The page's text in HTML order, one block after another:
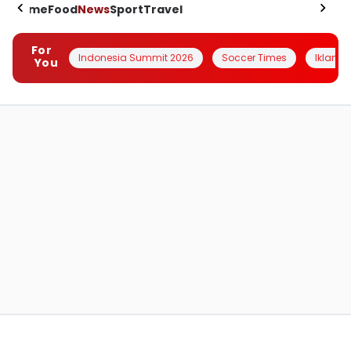
HomeFoodNewsSportTravel
For
You
Indonesia Summit 2026 Soccer Times Iklanin